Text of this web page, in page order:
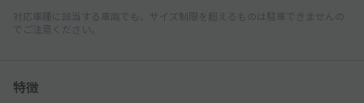
対応車種に該当する車両でも、サイズ制限を超えるものは駐車できませんの
でご注意ください。
特徴